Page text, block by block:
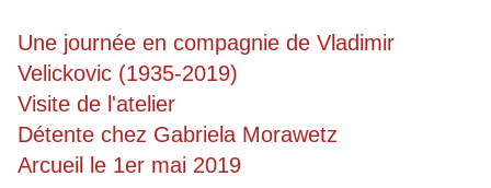
Une journée en compagnie de Vladimir
Velickovic (1935-2019)
Visite de l'atelier
Détente chez Gabriela Morawetz
Arcueil le 1er mai 2019